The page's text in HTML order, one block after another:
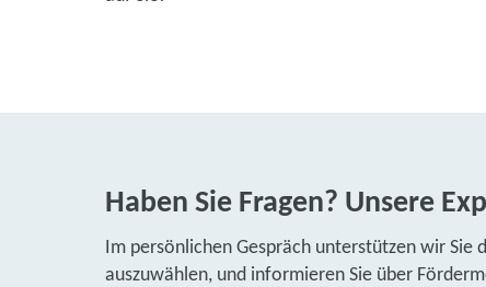
Haben Sie Fragen? Unsere
Im persönlichen Gespräch unterstützen wir Sie
auszuwählen, und informieren Sie über